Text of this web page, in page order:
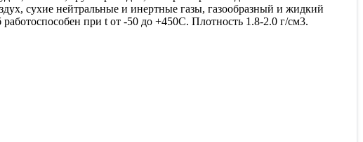
сухие нейтральные и инертные газы, газообразный и жидкий
при t от -50 до +450С. Плотность 1.8-2.0 г/см3.